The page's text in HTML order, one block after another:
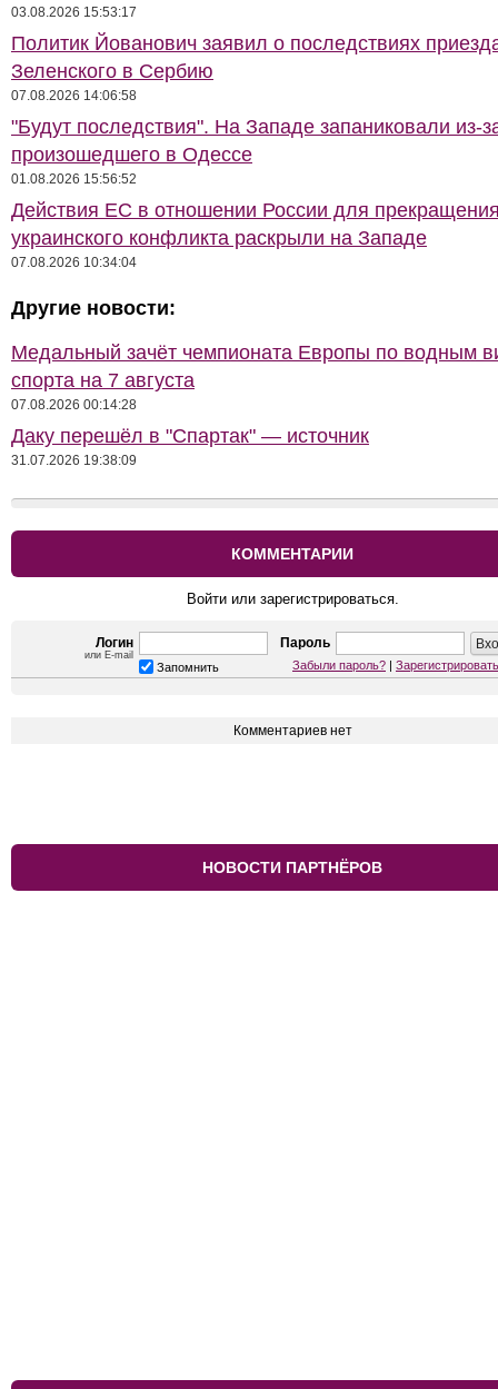
03.08.2026 15:53:17
Политик Йованович заявил о последствиях
Зеленского в Сербию
07.08.2026 14:06:58
"Будут последствия". На Западе запаниковали из-
произошедшего в Одессе
01.08.2026 15:56:52
Действия ЕС в отношении России для
украинского конфликта раскрыли на Западе
07.08.2026 10:34:04
Другие новости:
Медальный зачёт чемпионата Европы по водным
спорта на 7 августа
07.08.2026 00:14:28
Даку перешёл в "Спартак" — источник
31.07.2026 19:38:09
КОММЕНТАРИИ
Войти или зарегистрироваться.
Логин
или E-mail
Пароль
Запомнить Забыли пароль? |
Комментариев нет
НОВОСТИ ПАРТНЁРОВ